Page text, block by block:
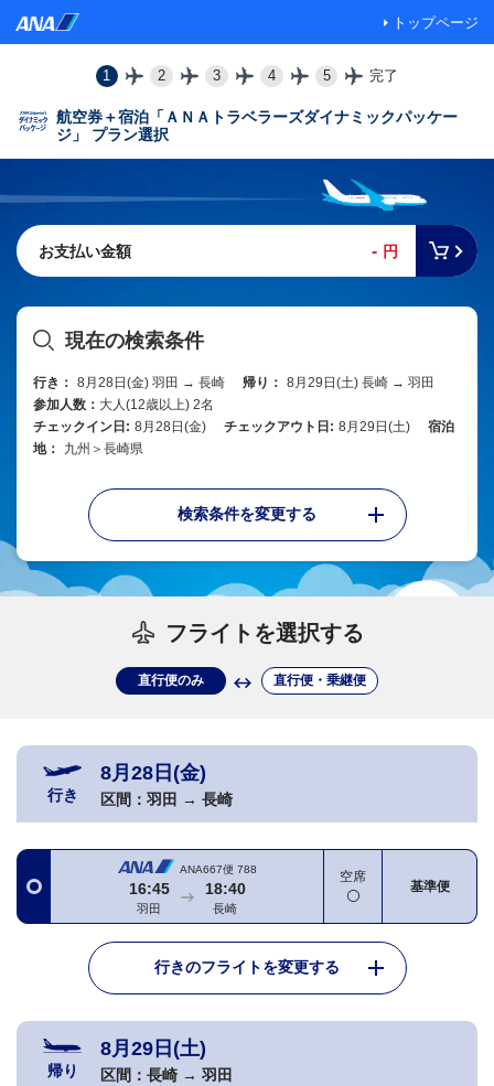
トップページ
1 2 3 4 5 完了
航空券＋宿泊「ＡＮＡトラベラーズダイナミックパッケー
ジ」 プラン選択
お支払い金額 - 円
現在の検索条件
行き： 8月28日(金) 羽田 → 長崎 帰り： 8月29日(土) 長崎 → 羽田
参加人数： 大人(12歳以上) 2名
チェックイン日: 8月28日(金) チェックアウト日: 8月29日(土)
宿泊
地：
九州＞長崎県
検索条件を変更する
フライトを選択する
直行便のみ 直行便・乗継便
行き
8月28日(金)
区間： 羽田 → 長崎
ANA667便 788
16:45
羽田
18:40
長崎
空席
基準便
行きのフライトを変更する
帰り
8月29日(土)
区間： 長崎 → 羽田